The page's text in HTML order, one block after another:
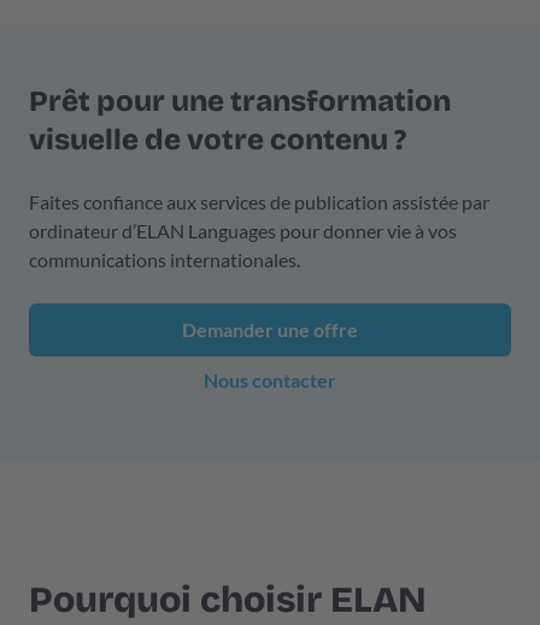
Prêt pour une transformation
visuelle de votre contenu ?
Faites confiance aux services de publication assistée par
ordinateur d’ELAN Languages pour donner vie à vos
communications internationales.
Demander une offre
Nous contacter
Pourquoi choisir ELAN